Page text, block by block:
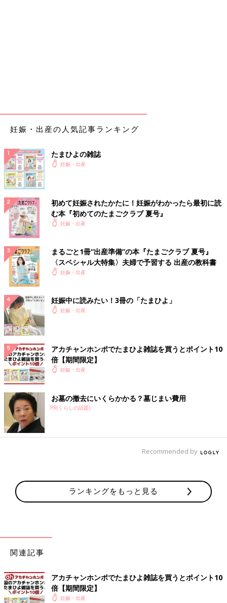
妊娠・出産の人気記事ランキング
たまひよの雑誌
妊娠・出産
初めて妊娠されたかたに！妊娠がわかったら最初に読
む本『初めてのたまごクラブ 夏号』
妊娠・出産
まるごと1冊“出産準備”の本『たまごクラブ 夏号』
〈スペシャル大特集〉夫婦で予習する 出産の教科書
妊娠・出産
妊娠中に読みたい！3冊の「たまひよ」
妊娠・出産
アカチャンホンポでたまひよ雑誌を買うとポイント10
倍【期間限定】
妊娠・出産
お墓の撤去にいくらかかる？墓じまい費用
PR(くらしの話題)
Recommended by
ランキングをもっと見る
関連記事
アカチャンホンポでたまひよ雑誌を買うとポイント10
倍【期間限定】
妊娠・出産